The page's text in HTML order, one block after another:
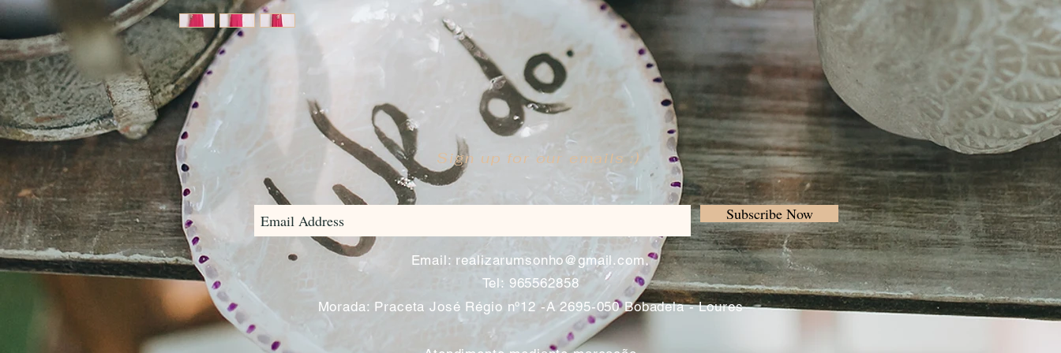
Sign up for our emails :)
Subscribe Now
Email: realizarumsonho@gmail.com
Tel: 965562858
Morada: Praceta José Régio nº12 -A 2695-050 Bobadela - Loures